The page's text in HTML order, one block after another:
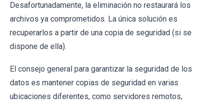
Desafortunadamente, la eliminación no restaurará los
archivos ya comprometidos. La única solución es
recuperarlos a partir de una copia de seguridad (si se
dispone de ella).
El consejo general para garantizar la seguridad de los
datos es mantener copias de seguridad en varias
ubicaciones diferentes, como servidores remotos,